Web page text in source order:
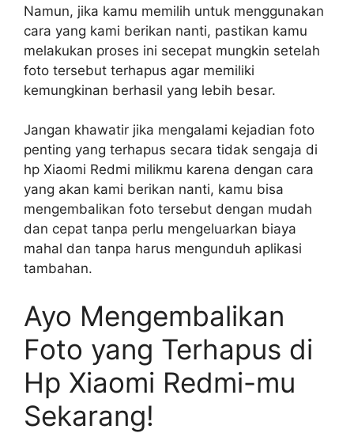
Namun, jika kamu memilih untuk menggunakan
cara yang kami berikan nanti, pastikan kamu
melakukan proses ini secepat mungkin setelah
foto tersebut terhapus agar memiliki
kemungkinan berhasil yang lebih besar.
Jangan khawatir jika mengalami kejadian foto
penting yang terhapus secara tidak sengaja di
hp Xiaomi Redmi milikmu karena dengan cara
yang akan kami berikan nanti, kamu bisa
mengembalikan foto tersebut dengan mudah
dan cepat tanpa perlu mengeluarkan biaya
mahal dan tanpa harus mengunduh aplikasi
tambahan.
Ayo Mengembalikan
Foto yang Terhapus di
Hp Xiaomi Redmi-mu
Sekarang!